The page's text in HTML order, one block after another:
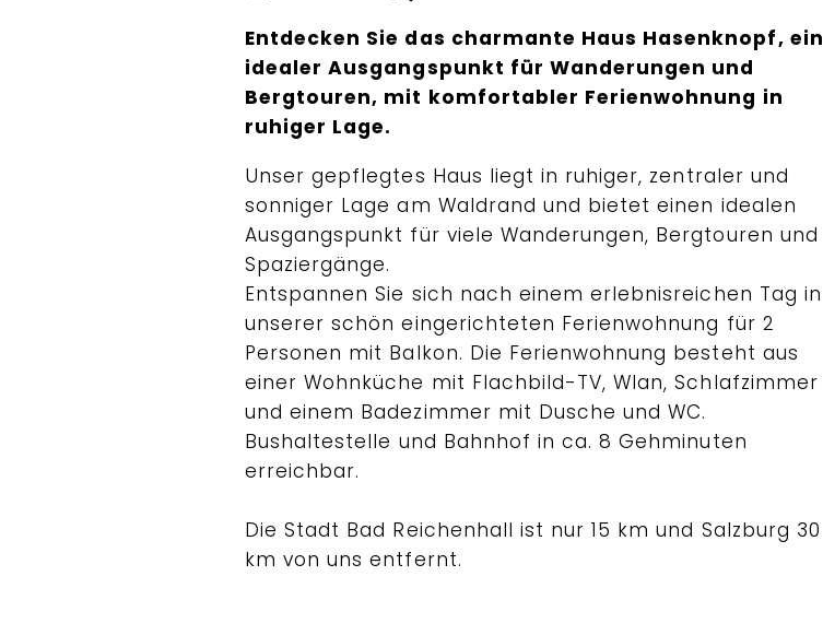
Entdecken Sie das charmante Haus Hasenknopf, ein
idealer Ausgangspunkt für Wanderungen und
Bergtouren, mit komfortabler Ferienwohnung in
ruhiger Lage.
Unser gepflegtes Haus liegt in ruhiger, zentraler und
sonniger Lage am Waldrand und bietet einen idealen
Ausgangspunkt für viele Wanderungen, Bergtouren und
Spaziergänge.
Entspannen Sie sich nach einem erlebnisreichen Tag in
unserer schön eingerichteten Ferienwohnung für 2
Personen mit Balkon. Die Ferienwohnung besteht aus
einer Wohnküche mit Flachbild-TV, Wlan, Schlafzimmer
und einem Badezimmer mit Dusche und WC.
Bushaltestelle und Bahnhof in ca. 8 Gehminuten
erreichbar.
Die Stadt Bad Reichenhall ist nur 15 km und Salzburg 30
km von uns entfernt.